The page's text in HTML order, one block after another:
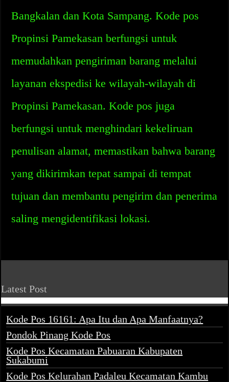
Bangkalan dan Kota Sampang. Kode pos
Propinsi Pamekasan berfungsi untuk
memudahkan pengiriman barang melalui
layanan ekspedisi ke wilayah-wilayah di
Propinsi Pamekasan. Kode pos juga
berfungsi untuk menghindari kekeliruan
penulisan alamat, memastikan bahwa barang
yang dikirimkan tepat sampai di tempat
tujuan dan membantu pengirim dan penerima
saling mengidentifikasi lokasi.
Latest Post
Kode Pos 16161: Apa Itu dan Apa Manfaatnya?
Pondok Pinang Kode Pos
Kode Pos Kecamatan Pabuaran Kabupaten
Sukabumi
Kode Pos Kelurahan Padaleu Kecamatan Kambu